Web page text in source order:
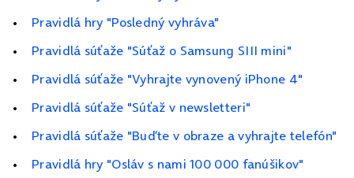
Pravidlá hry "Posledný vyhráva"
Pravidlá súťaže "Súťaž o Samsung SIII mini"
Pravidlá súťaže "Vyhrajte vynovený iPhone 4"
Pravidlá súťaže "Súťaž v newsletteri"
Pravidlá súťaže "Buďte v obraze a vyhrajte telefón"
Pravidlá hry "Osláv s nami 100 000 fanúšikov"